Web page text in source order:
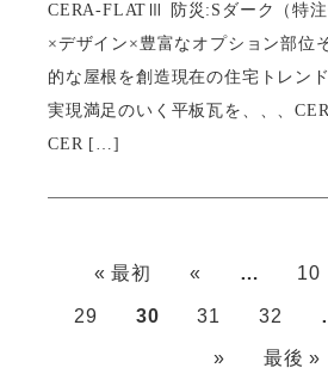
CERA-FLATⅢ 防災:Sダーク（特
×デザイン×豊富なオプション部位
的な屋根を創造現在の住宅トレン
実現満足のいく平板瓦を、、、
CER […]
« 最初 « … 10
29 30 31 32
» 最後 »